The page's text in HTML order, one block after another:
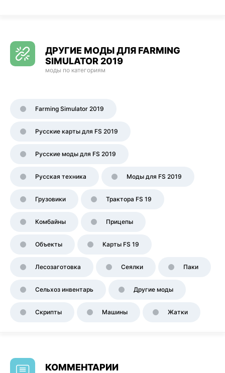
ДРУГИЕ МОДЫ ДЛЯ FARMING
SIMULATOR 2019
моды по категориям
Farming Simulator 2019
Русские карты для FS 2019
Русские моды для FS 2019
Русская техника Моды для FS 2019
Грузовики Трактора FS 19
Комбайны Прицепы
Объекты Карты FS 19
Лесозаготовка Сеялки Паки
Сельхоз инвентарь Другие моды
Скрипты Машины Жатки
КОММЕНТАРИИ